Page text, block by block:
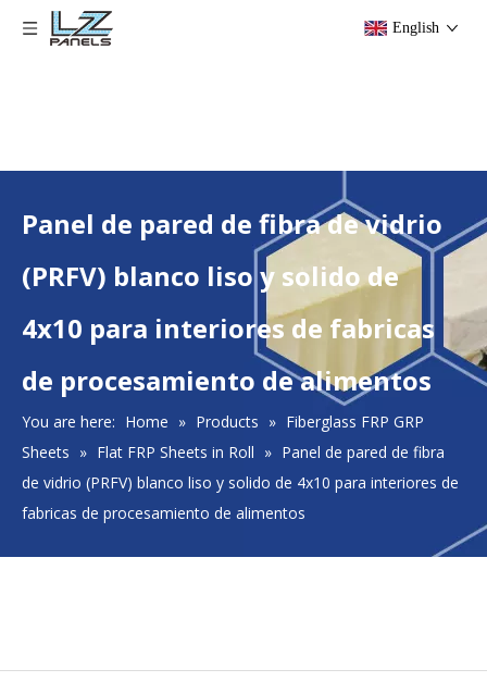
English
​Panel de pared de fibra de vidrio
(PRFV) blanco liso y solido de
4x10 para interiores de fabricas
de procesamiento de alimentos
You are here: Home » Products » Fiberglass FRP GRP
Sheets » Flat FRP Sheets in Roll » ​Panel de pared de fibra
de vidrio (PRFV) blanco liso y solido de 4x10 para interiores de
fabricas de procesamiento de alimentos